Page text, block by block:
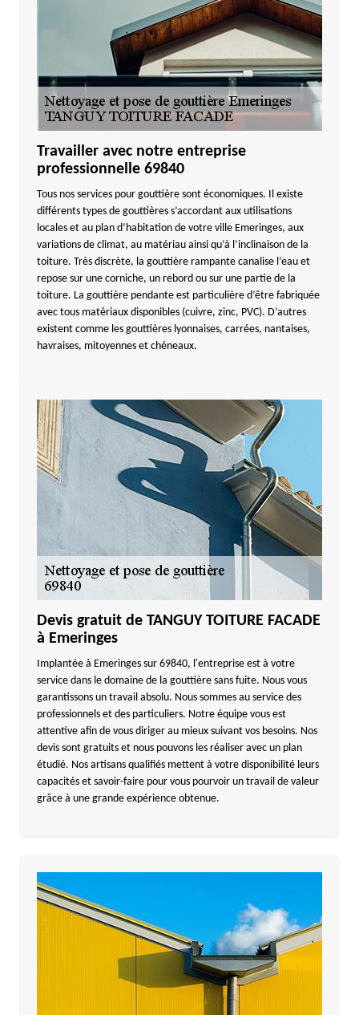
Travailler avec notre entreprise
professionnelle 69840
Tous nos services pour gouttière sont économiques. Il existe
différents types de gouttières s’accordant aux utilisations
locales et au plan d’habitation de votre ville Emeringes, aux
variations de climat, au matériau ainsi qu’à l’inclinaison de la
toiture. Très discrète, la gouttière rampante canalise l’eau et
repose sur une corniche, un rebord ou sur une partie de la
toiture. La gouttière pendante est particulière d’être fabriquée
avec tous matériaux disponibles (cuivre, zinc, PVC). D’autres
existent comme les gouttières lyonnaises, carrées, nantaises,
havraises, mitoyennes et chéneaux.
Devis gratuit de TANGUY TOITURE FACADE
à Emeringes
Implantée à Emeringes sur 69840, l'entreprise est à votre
service dans le domaine de la gouttière sans fuite. Nous vous
garantissons un travail absolu. Nous sommes au service des
professionnels et des particuliers. Notre équipe vous est
attentive afin de vous diriger au mieux suivant vos besoins. Nos
devis sont gratuits et nous pouvons les réaliser avec un plan
étudié. Nos artisans qualifiés mettent à votre disponibilité leurs
capacités et savoir-faire pour vous pourvoir un travail de valeur
grâce à une grande expérience obtenue.